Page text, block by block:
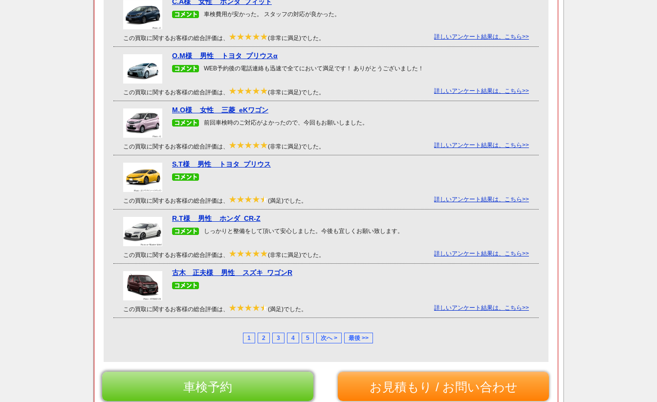
車検費用が安かった。 スタッフの対応が良かった。
この買取に関するお客様の総合評価は、 (非常に満足)でした。 詳しいアンケート結果は、こちら>>
O.M様 男性 トヨタ プリウスα
WEB予約後の電話連絡も迅速で全てにおいて満足です！ ありがとうございました！
この買取に関するお客様の総合評価は、 (非常に満足)でした。 詳しいアンケート結果は、こちら>>
M.O様 女性 三菱 eKワゴン
前回車検時のご対応がよかったので、今回もお願いしました。
この買取に関するお客様の総合評価は、 (非常に満足)でした。 詳しいアンケート結果は、こちら>>
S.T様 男性 トヨタ プリウス
この買取に関するお客様の総合評価は、 (満足)でした。 詳しいアンケート結果は、こちら>>
R.T様 男性 ホンダ CR-Z
しっかりと整備をして頂いて安心しました。今後も宜しくお願い致します。
この買取に関するお客様の総合評価は、 (非常に満足)でした。 詳しいアンケート結果は、こちら>>
古木 正夫様 男性 スズキ ワゴンR
この買取に関するお客様の総合評価は、 (満足)でした。 詳しいアンケート結果は、こちら>>
1 2 3 4 5 次へ > 最後 >>
車検予約 お見積もり / お問い合わせ